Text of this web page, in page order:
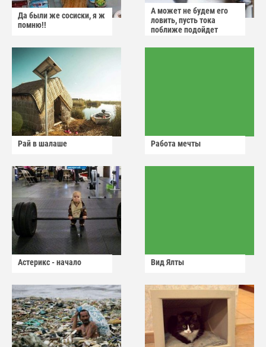
Да были же сосиски, я ж
помню!!
А может не будем его
ловить, пусть тока
поближе подойдет
Рай в шалаше Работа мечты
Астерикс - начало Вид Ялты